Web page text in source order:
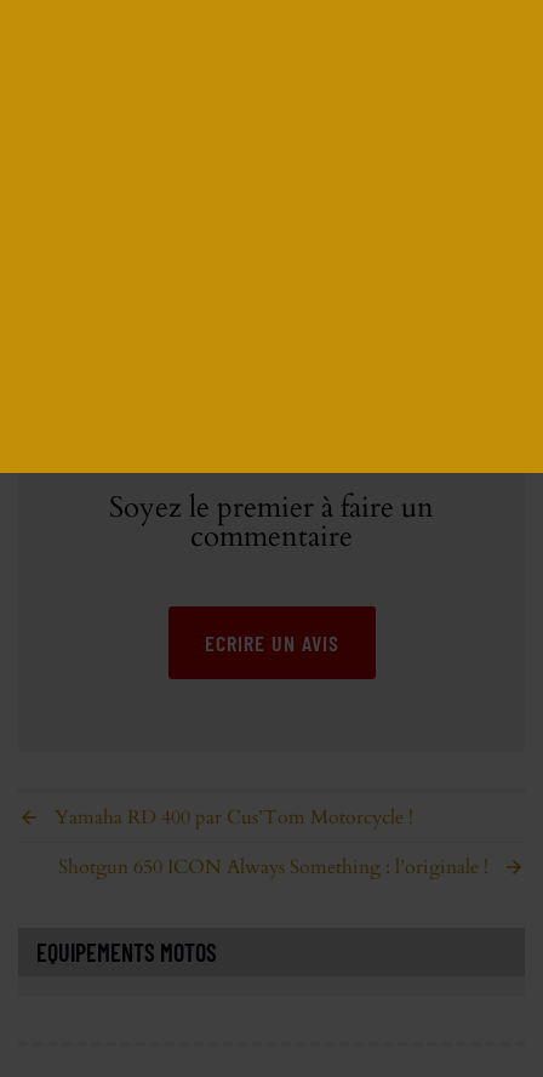
Soyez le premier à faire un
commentaire
ECRIRE UN AVIS
Yamaha RD 400 par Cus’Tom Motorcycle !
Shotgun 650 ICON Always Something : l’originale !
EQUIPEMENTS MOTOS